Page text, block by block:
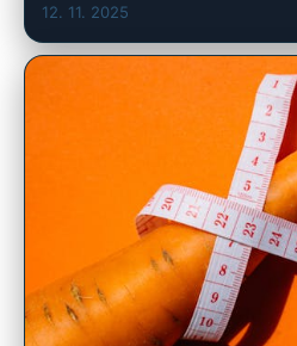
12. 11. 2025